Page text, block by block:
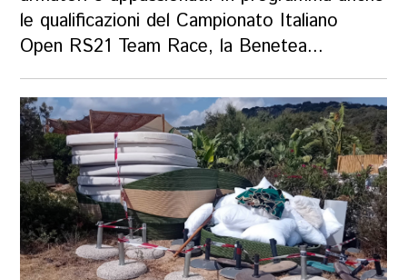
le qualificazioni del Campionato Italiano
Open RS21 Team Race, la Benetea...